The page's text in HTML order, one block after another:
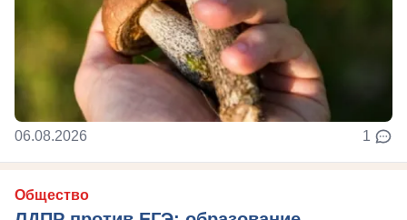
06.08.2026 1
Общество